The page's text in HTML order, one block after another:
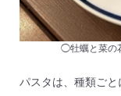
◯牡蠣と菜の
パスタは、種類ご